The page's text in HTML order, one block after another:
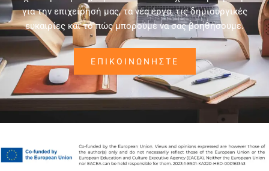
για την επιχείρησή μας, τα νέα έργα, τις δημιουργικές
ευκαιρίες και το πώς μπορούμε να σας βοηθήσουμε.
ΕΠΙΚΟΙΝΩΝΉΣΤΕ